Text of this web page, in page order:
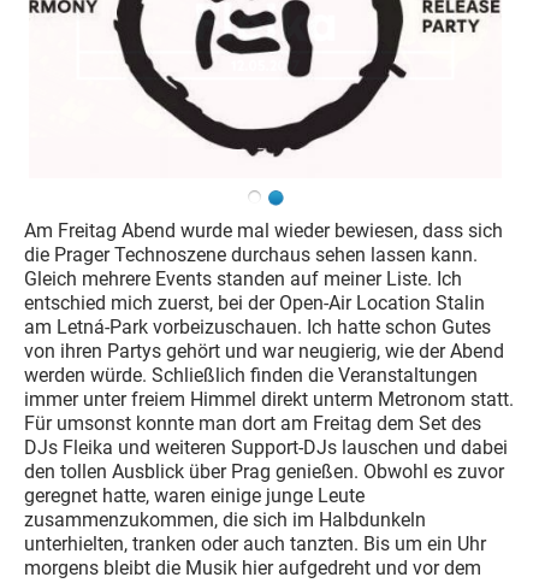
Am Freitag Abend wurde mal wieder bewiesen, dass sich
die Prager Technoszene durchaus sehen lassen kann.
Gleich mehrere Events standen auf meiner Liste. Ich
entschied mich zuerst, bei der Open-Air Location Stalin
am Letná-Park vorbeizuschauen. Ich hatte schon Gutes
von ihren Partys gehört und war neugierig, wie der Abend
werden würde. Schließlich finden die Veranstaltungen
immer unter freiem Himmel direkt unterm Metronom statt.
Für umsonst konnte man dort am Freitag dem Set des
DJs Fleika und weiteren Support-DJs lauschen und dabei
den tollen Ausblick über Prag genießen. Obwohl es zuvor
geregnet hatte, waren einige junge Leute
zusammenzukommen, die sich im Halbdunkeln
unterhielten, tranken oder auch tanzten. Bis um ein Uhr
morgens bleibt die Musik hier aufgedreht und vor dem